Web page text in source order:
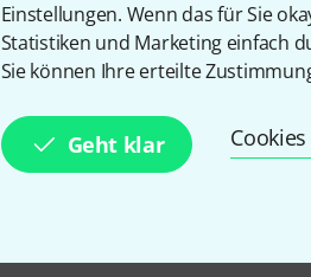
Einstellungen. Wenn das für Sie
Statistiken und Marketing einfach
Sie können Ihre erteilte
Geht klar